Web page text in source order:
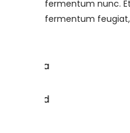
fermentum nunc.
fermentum